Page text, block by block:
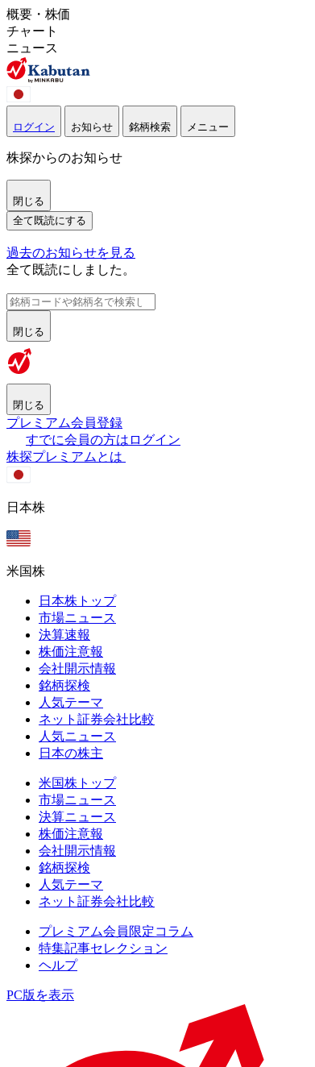
概要・株価
チャート
ニュース
ログイン お知らせ 銘柄検索 メニュー
株探からのお知らせ
閉じる
全て既読にする
過去のお知らせを見る
全て既読にしました。
閉じる
閉じる
プレミアム会員登録
すでに会員の方はログイン
株探プレミアムとは
日本株
米国株
日本株トップ
市場ニュース
決算速報
株価注意報
会社開示情報
銘柄探検
人気テーマ
ネット証券会社比較
人気ニュース
日本の株主
米国株トップ
市場ニュース
決算ニュース
株価注意報
会社開示情報
銘柄探検
人気テーマ
ネット証券会社比較
プレミアム会員限定コラム
特集記事セレクション
ヘルプ
PC版を表示